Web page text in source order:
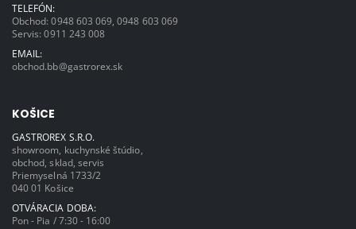
TELEFÓN:
Obchod:0948 603 069 ,0948 603 069
Servis:0911 243 008
EMAIL:
obchod.bb@gastrorex.sk
KOŠICE
GASTROREX S.R.O.
showroom, kuchynské štúdio,
obchod, sklad, servis
Priemyselná 1733/2
040 01 Košice
OTVÁRACIA DOBA:
Pon - Pia / 7:30 - 16:00